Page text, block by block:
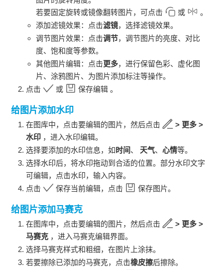
若要固定旋转或镜像翻转图片，可点击
或
。
添加滤镜效果：点击滤镜，选择滤镜效果。
调节图片效果：点击调节，调节图片的亮度、对比
度、饱和度等参数。
其他图片编辑：点击更多，进行保留色彩、虚化图
片、涂鸦图片、为图片添加标注等操作。
点击
或 保存编辑 。
给图片添加水印
在图库中，点击要编辑的图片，然后点击 > 更多 >
水印 ，进入水印编辑。
选择要添加的水印信息，如时间、 天气、心情等。
选择水印后，将水印拖动到合适的位置。部分水印文字
可编辑，点击水印，输入内容。
点击
保存当前编辑，点击 保存图片。
给图片添加马赛克
在图库中，点击要编辑的图片，然后点击 > 更多 >
马赛克 ，进入马赛克编辑界面。
选择马赛克样式和粗细，在图片上涂抹。
若要擦除已添加的马赛克，点击橡皮擦后擦除。